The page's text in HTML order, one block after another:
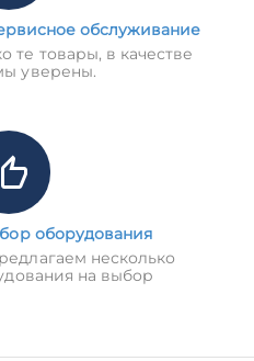
обслуживание
те товары, в качестве
уверены.
оборудования
несколько
на выбор